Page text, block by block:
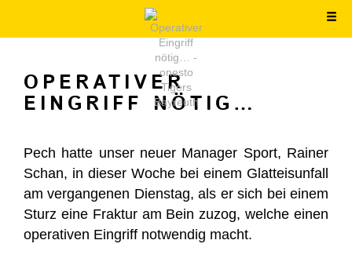
OPERATIVER
EINGRIFF NÖTIG…
Pech hatte unser neuer Manager Sport, Rainer
Schan, in dieser Woche bei einem Glatteisunfall
am vergangenen Dienstag, als er sich bei einem
Sturz eine Fraktur am Bein zuzog, welche einen
operativen Eingriff notwendig macht.